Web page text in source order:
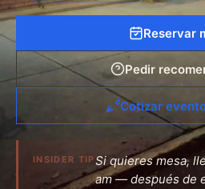
Reservar
Pedir
Cotizar
INSIDER TIPSi quieres mesa,
am — después de